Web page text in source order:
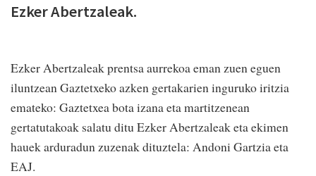
Ezker Abertzaleak.
Ezker Abertzaleak prentsa aurrekoa eman zuen eguen
iluntzean Gaztetxeko azken gertakarien inguruko iritzia
emateko: Gaztetxea bota izana eta martitzenean
gertatutakoak salatu ditu Ezker Abertzaleak eta ekimen
hauek arduradun zuzenak dituztela: Andoni Gartzia eta
EAJ.